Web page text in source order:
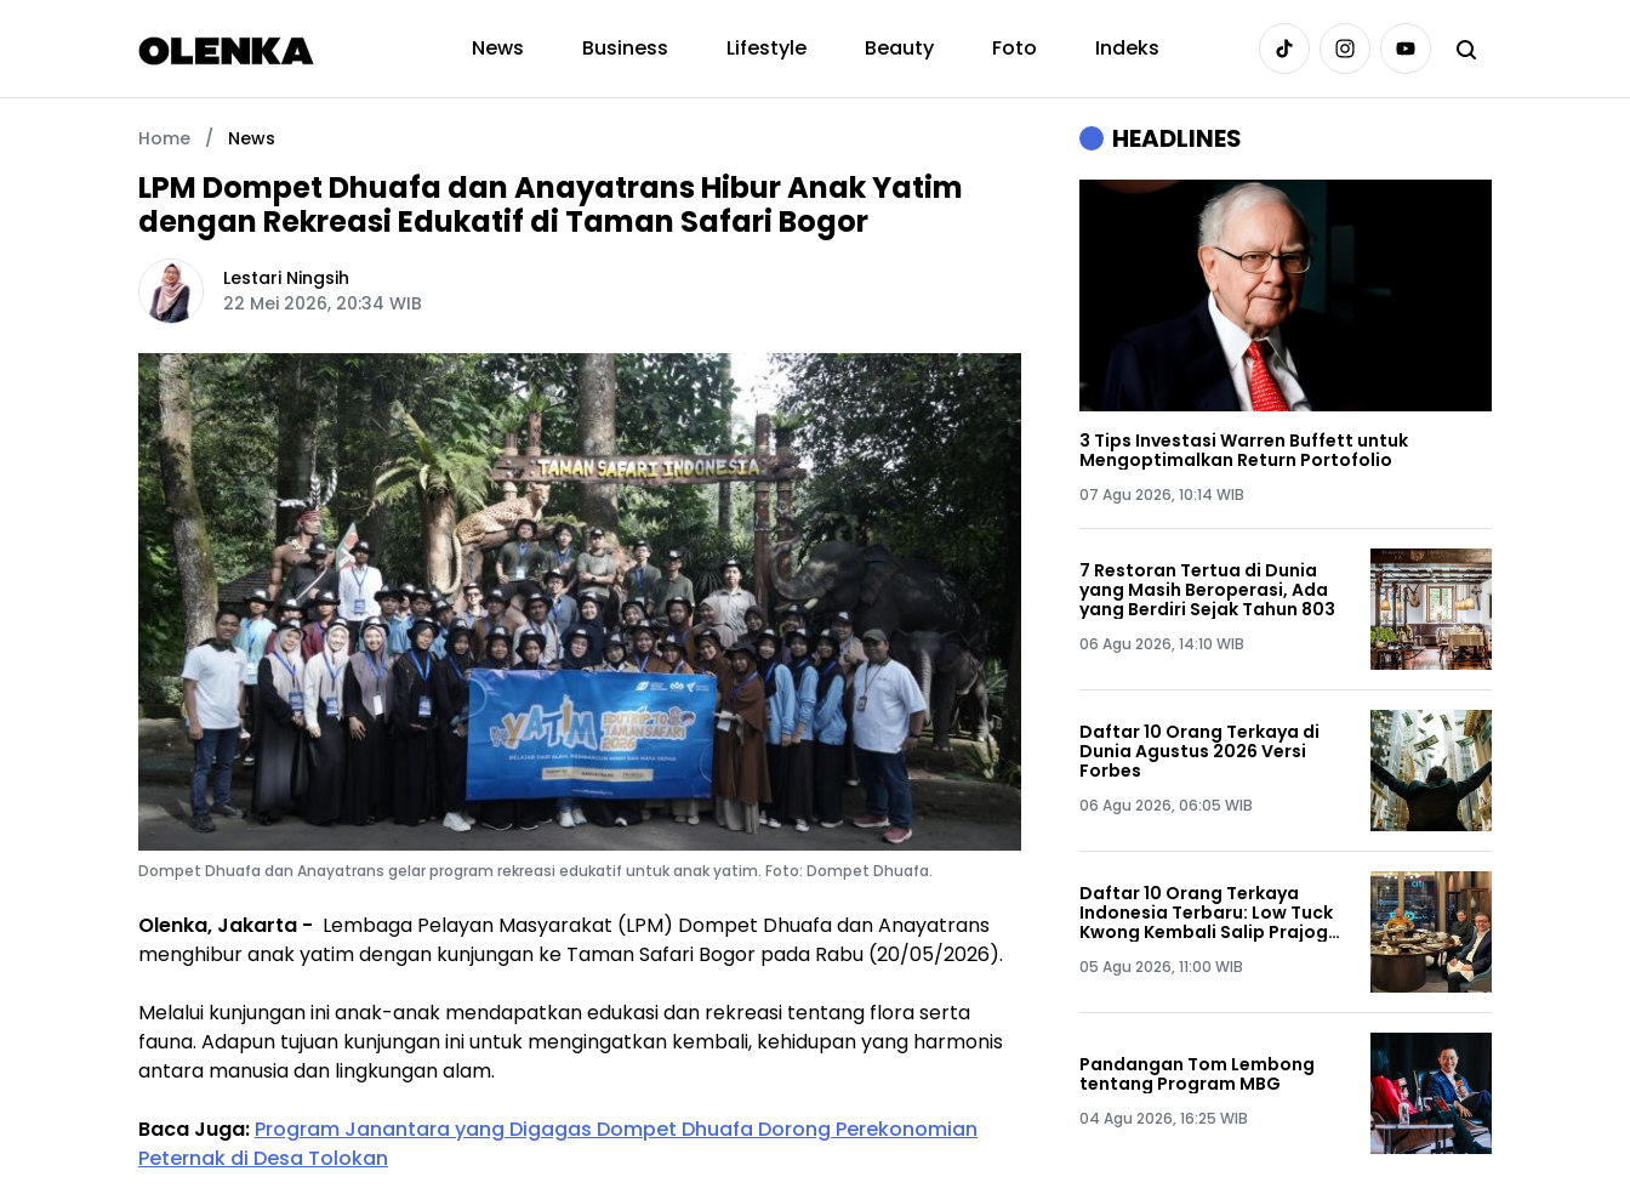
News Business Lifestyle Beauty Foto Indeks
Home / News
LPM Dompet Dhuafa dan Anayatrans Hibur Anak Yatim
dengan Rekreasi Edukatif di Taman Safari Bogor
Lestari Ningsih
22 Mei 2026, 20:34 WIB
Dompet Dhuafa dan Anayatrans gelar program rekreasi edukatif untuk anak yatim. Foto: Dompet Dhuafa.
Olenka, Jakarta - Lembaga Pelayan Masyarakat (LPM) Dompet Dhuafa dan Anayatrans
menghibur anak yatim dengan kunjungan ke Taman Safari Bogor pada Rabu (20/05/2026).
Melalui kunjungan ini anak-anak mendapatkan edukasi dan rekreasi tentang flora serta
fauna. Adapun tujuan kunjungan ini untuk mengingatkan kembali, kehidupan yang harmonis
antara manusia dan lingkungan alam.
Baca Juga: Program Janantara yang Digagas Dompet Dhuafa Dorong Perekonomian
Peternak di Desa Tolokan
HEADLINES
3 Tips Investasi Warren Buffett untuk
Mengoptimalkan Return Portofolio
07 Agu 2026, 10:14 WIB
7 Restoran Tertua di Dunia
yang Masih Beroperasi, Ada
yang Berdiri Sejak Tahun 803
06 Agu 2026, 14:10 WIB
Daftar 10 Orang Terkaya di
Dunia Agustus 2026 Versi
Forbes
06 Agu 2026, 06:05 WIB
Daftar 10 Orang Terkaya
Indonesia Terbaru: Low Tuck
Kwong Kembali Salip Prajogo
05 Agu 2026, 11:00 WIB
Pandangan Tom Lembong
tentang Program MBG
04 Agu 2026, 16:25 WIB